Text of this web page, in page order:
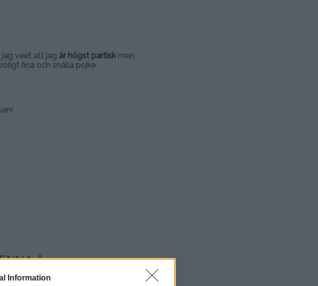
Information
jag veet att jag är högst partiskmen
fina och snälla pojke.
”